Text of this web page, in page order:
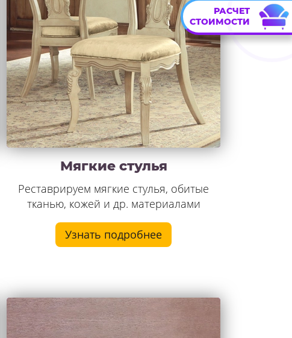
Мягкие стулья
Реставрируем мягкие стулья, обитые
тканью, кожей и др. материалами
Узнать подробнее
РАСЧЕТ
СТОИМОСТИ